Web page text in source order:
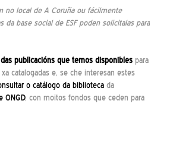
no local de A Coruña ou fácilmente
da base social de ESF poden solicitalas para
publicacións que temos disponiblespara
catalogadas e, se che interesan estes
o catálogo da bibliotecada
ONGD, con moitos fondos que ceden para